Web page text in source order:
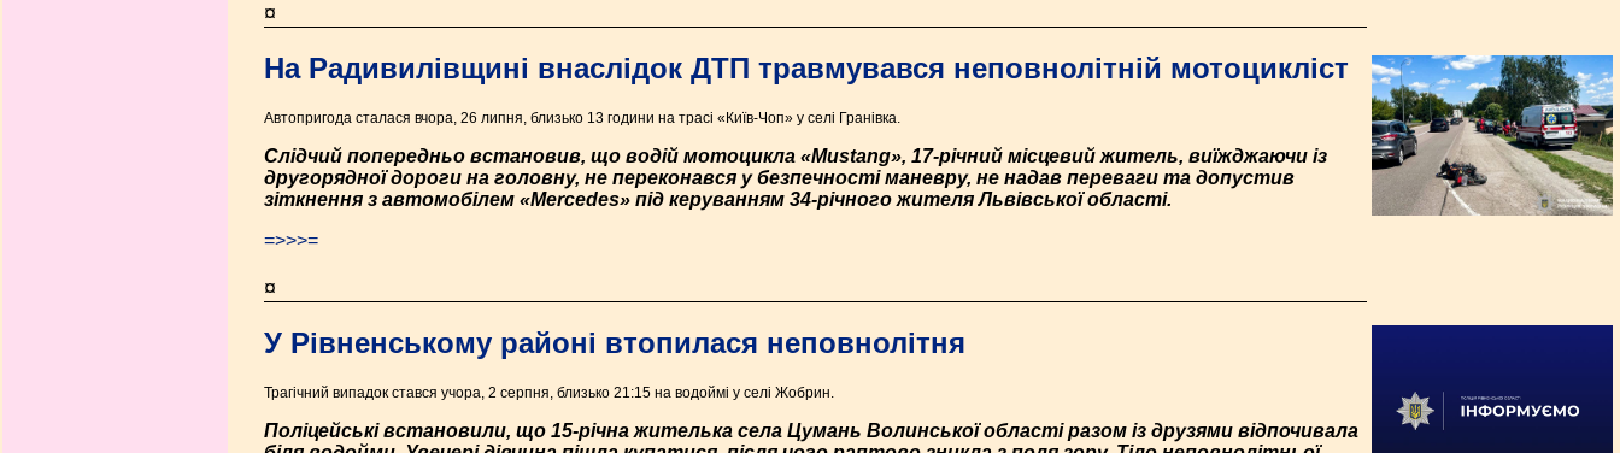
¤
На Радивилівщині внаслідок ДТП травмувався неповнолітній мотоцикліст
Автопригода сталася вчора, 26 липня, близько 13 години на трасі «Київ-Чоп» у селі Гранівка.
Слідчий попередньо встановив, що водій мотоцикла «Mustang», 17-річний місцевий житель, виїжджаючи із
другорядної дороги на головну, не переконався у безпечності маневру, не надав переваги та допустив
зіткнення з автомобілем «Mercedes» під керуванням 34-річного жителя Львівської області.
=>>>=
¤
У Рівненському районі втопилася неповнолітня
Трагічний випадок стався учора, 2 серпня, близько 21:15 на водоймі у селі Жобрин.
Поліцейські встановили, що 15-річна жителька села Цумань Волинської області разом із друзями відпочивала